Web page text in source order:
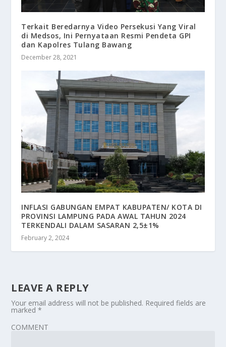
Terkait Beredarnya Video Persekusi Yang Viral
di Medsos, Ini Pernyataan Resmi Pendeta GPI
dan Kapolres Tulang Bawang
December 28, 2021
INFLASI GABUNGAN EMPAT KABUPATEN/ KOTA DI
PROVINSI LAMPUNG PADA AWAL TAHUN 2024
TERKENDALI DALAM SASARAN 2,5±1%
February 2, 2024
LEAVE A REPLY
Your email address will not be published. Required fields are
marked*
COMMENT